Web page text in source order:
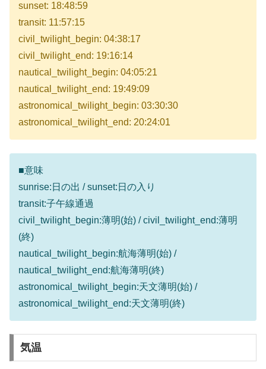
sunset: 18:48:59
transit: 11:57:15
civil_twilight_begin: 04:38:17
civil_twilight_end: 19:16:14
nautical_twilight_begin: 04:05:21
nautical_twilight_end: 19:49:09
astronomical_twilight_begin: 03:30:30
astronomical_twilight_end: 20:24:01
■意味
sunrise:日の出 / sunset:日の入り
transit:子午線通過
civil_twilight_begin:薄明(始) / civil_twilight_end:薄明
(終)
nautical_twilight_begin:航海薄明(始) /
nautical_twilight_end:航海薄明(終)
astronomical_twilight_begin:天文薄明(始) /
astronomical_twilight_end:天文薄明(終)
気温